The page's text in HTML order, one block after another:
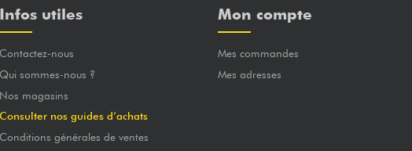
Infos utiles
Contactez-nous
Qui sommes-nous ?
Nos magasins
Consulter nos guides d’achats
Conditions générales de ventes
Mon compte
Mes commandes
Mes adresses